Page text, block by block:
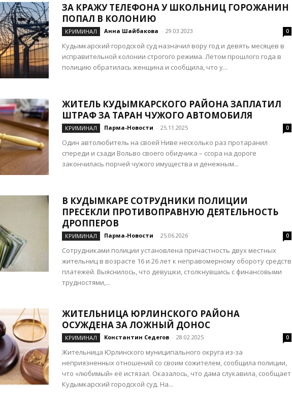
ЗА КРАЖУ ТЕЛЕФОНА У ШКОЛЬНИЦ ГОРОЖАНИН
ПОПАЛ В КОЛОНИЮ
КРИМИНАЛ Анна Шайбакова - 29.03.2023 0
Кудымкарский городской суд назначил вору год и девять месяцев в
исправительной колонии строгого режима. Летом прошлого года в
полицию обратилась женщина и сообщила, что у...
ЖИТЕЛЬ КУДЫМКАРСКОГО РАЙОНА ЗАПЛАТИЛ
ШТРАФ ЗА ТАРАН ЧУЖОГО АВТОМОБИЛЯ
КРИМИНАЛ Парма-Новости - 25.11.2025 0
Один автолюбитель на своей Ниве несколько раз протаранил
спереди и сзади Вольво своего обидчика – ссора на дороге
закончилась порчей чужого имущества и денежным...
В КУДЫМКАРЕ СОТРУДНИКИ ПОЛИЦИИ
ПРЕСЕКЛИ ПРОТИВОПРАВНУЮ ДЕЯТЕЛЬНОСТЬ
ДРОППЕРОВ
КРИМИНАЛ Парма-Новости - 25.06.2026 0
Сотрудниками полиции установлена причастность двух местных
жительниц в возрасте 16 и 26 лет к неправомерному обороту средств
платежей. Выяснилось, что девушки, столкнувшись с финансовыми
трудностями,...
ЖИТЕЛЬНИЦА ЮРЛИНСКОГО РАЙОНА
ОСУЖДЕНА ЗА ЛОЖНЫЙ ДОНОС
КРИМИНАЛ Константин Седегов - 28.02.2025 0
Жительница Юрлинского муниципального округа из-за
неприязненных отношений со своим сожителем, сообщила полиции,
что «любимый» её истязал. Оказалось, что дама слукавила, сообщает
Кудымкарский городской суд. На...